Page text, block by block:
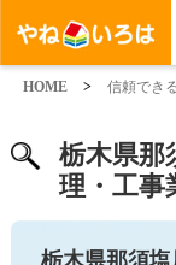
HOME > 信頼でき
栃木県那
理・工事
栃木県那須